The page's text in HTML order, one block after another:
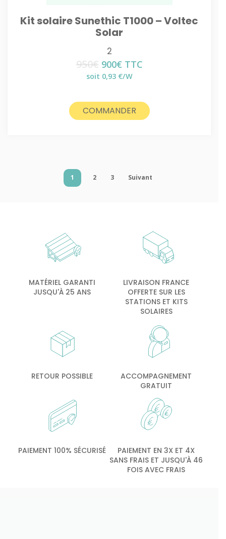
Kit solaire Sunethic T1000 – Voltec
Solar
2
950€ Le
prix
950€.
900€Le
prix
900€.
TTC
soit 0,93 €/W
COMMANDER
1 2 3 Suivant
MATÉRIEL GARANTI
JUSQU'À 25 ANS
LIVRAISON FRANCE
OFFERTE SUR LES
STATIONS ET KITS
SOLAIRES
RETOUR POSSIBLE
ACCOMPAGNEMENT
GRATUIT
PAIEMENT 100% SÉCURISÉ
PAIEMENT EN 3X ET 4X
SANS FRAIS ET JUSQU'À 46
FOIS AVEC FRAIS